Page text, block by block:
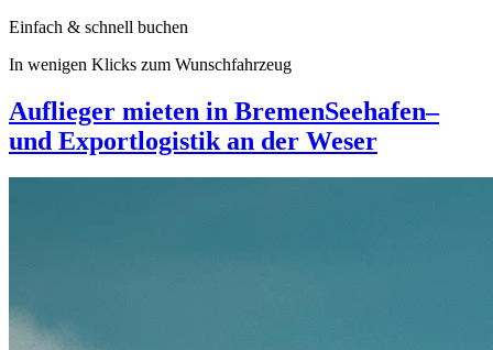
Einfach & schnell buchen
In wenigen Klicks zum Wunschfahrzeug
Auflieger mieten in BremenSeehafen–
und Exportlogistik an der Weser